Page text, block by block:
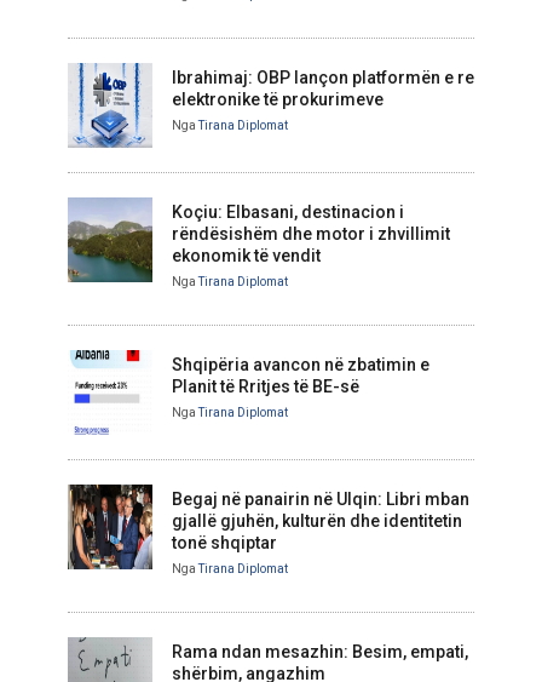
Ibrahimaj: OBP lançon platformën e re
elektronike të prokurimeve
NgaTirana Diplomat
Koçiu: Elbasani, destinacion i
rëndësishëm dhe motor i zhvillimit
ekonomik të vendit
NgaTirana Diplomat
Shqipëria avancon në zbatimin e
Planit të Rritjes të BE-së
NgaTirana Diplomat
Begaj në panairin në Ulqin: Libri mban
gjallë gjuhën, kulturën dhe identitetin
tonë shqiptar
NgaTirana Diplomat
Rama ndan mesazhin: Besim, empati,
shërbim, angazhim